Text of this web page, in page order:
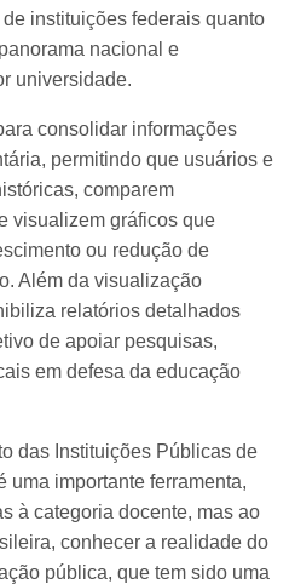
instituições federais quanto
nacional e
universidade.
consolidar informações
permitindo que usuários e
comparem
visualizem gráficos que
ou redução de
Além da visualização
relatórios detalhados
de apoiar pesquisas,
em defesa da educação
das Instituições Públicas de
uma importante ferramenta,
à categoria docente, mas ao
conhecer a realidade do
pública, que tem sido uma